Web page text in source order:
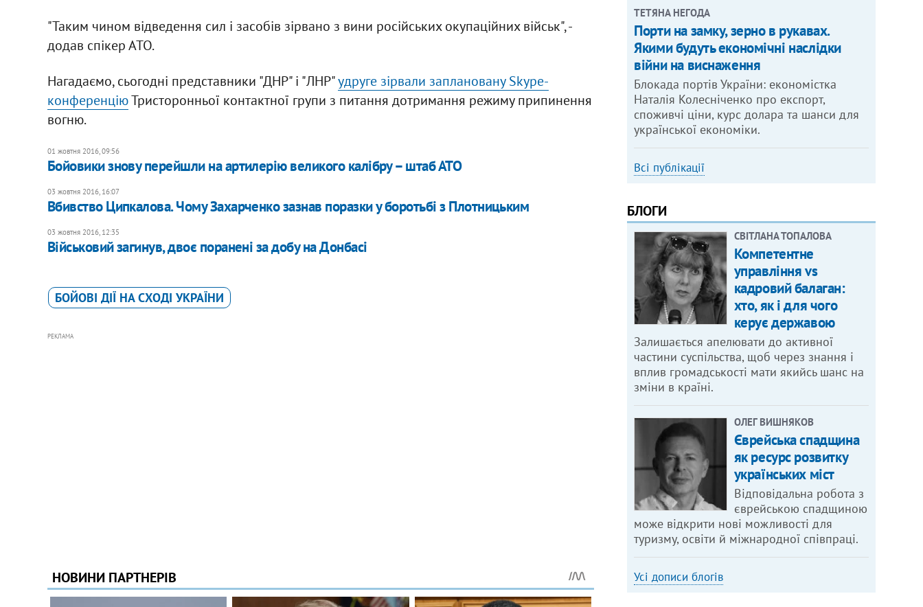
"Таким чином відведення сил і засобів зірвано з вини російських окупаційних військ", -
додав спікер АТО.
Нагадаємо, сьогодні представники "ДНР" і "ЛНР"удруге зірвали заплановану Skype-
конференціюТристоронньої контактної групи з питання дотримання режиму припинення
вогню.
01 жовтня 2016, 09:56
Бойовики знову перейшли на артилерію великого калібру – штаб АТО
03 жовтня 2016, 16:07
Вбивство Ципкалова. Чому Захарченко зазнав поразки у боротьбі з Плотницьким
03 жовтня 2016, 12:35
Військовий загинув, двоє поранені за добу на Донбасі
БОЙОВІ ДІЇ НА СХОДІ УКРАЇНИ
РЕКЛАМА
ТЕТЯНА НЕГОДА
Порти на замку, зерно в рукавах.
Якими будуть економічні наслідки
війни на виснаження
Блокада портів України: економістка
Наталія Колесніченко про експорт,
споживчі ціни, курс долара та шанси для
української економіки.
Всі публікації
БЛОГИ
СВІТЛАНА ТОПАЛОВА
Компетентне
управління vs
кадровий балаган:
хто, як і для чого
керує державою
Залишається апелювати до активної
частини суспільства, щоб через знання і
вплив громадськості мати якийсь шанс на
зміни в країні.
ОЛЕГ ВИШНЯКОВ
Єврейська спадщина
як ресурс розвитку
українських міст
Відповідальна робота з
єврейською спадщиною
може відкрити нові можливості для
туризму, освіти й міжнародної співпраці.
Усі дописи блогів